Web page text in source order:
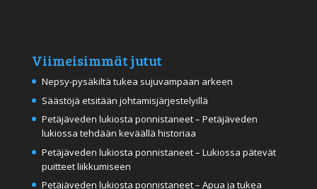
Viimeisimmät jutut
Nepsy-pysäkiltä tukea sujuvampaan arkeen
Säästöjä etsitään johtamisjärjestelyillä
Petäjäveden lukiosta ponnistaneet – Petäjäveden
lukiossa tehdään keväällä historiaa
Petäjäveden lukiosta ponnistaneet – Lukiossa pätevät
puitteet liikkumiseen
Petäjäveden lukiosta ponnistaneet – Apua ja tukea